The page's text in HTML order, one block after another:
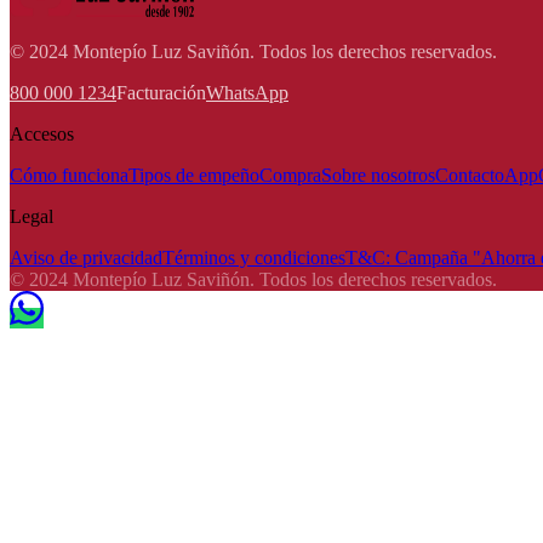
© 2024 Montepío Luz Saviñón. Todos los derechos reservados.
800 000 1234FacturaciónWhatsApp
Accesos
Cómo funcionaTipos de empeñoCompraSobre nosotrosContactoApp
Legal
Aviso de privacidadTérminos y condicionesT&C: Campaña "Ahorra
© 2024 Montepío Luz Saviñón. Todos los derechos reservados.